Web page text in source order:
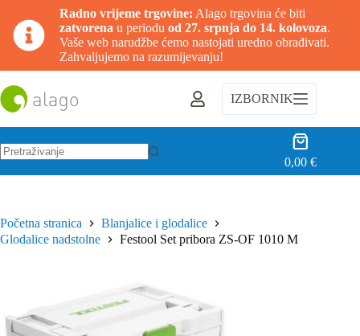
Radno vrijeme trgovine: Alago trgovina će biti
zatvorena u periodu od 27. srpnja do 14. kolovoza.
Vaše web narudžbe ćemo nastojati uredno obrađivati.
Zahvaljujemo na razumijevanju!
na
sadržaj
IZBORNIK
Košarica
0,00€
Početna stranica
Blanjalice i glodalice
Glodalice nadstolne
Festool Set pribora ZS-OF 1010 M